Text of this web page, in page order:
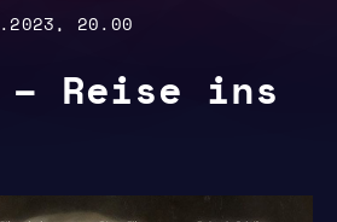
20.00
– Reise ins